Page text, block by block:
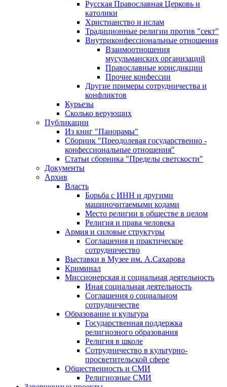
Русская Православная Церковь и
католики
Христианство и ислам
Традиционные религии против "сект"
Внутриконфессиональные отношения
Взаимоотношения
мусульманских организаций
Православные юрисдикции
Прочие конфессии
Другие примеры сотрудничества и
конфликтов
Курьезы
Сколько верующих
Публикации
Из книг "Панорамы"
Сборник "Преодолевая государственно -
конфессиональные отношения"
Статьи сборника "Пределы светскости"
Документы
Архив
Власть
Борьба с ИНН и другими
машиночитаемыми кодами
Место религии в обществе в целом
Религия и права человека
Армия и силовые структуры
Соглашения и практическое
сотрудничество
Выставки в Музее им. А.Сахарова
Криминал
Миссионерская и социальная деятельность
Иная социальная деятельность
Соглашения о социальном
сотрудничестве
Образование и культура
Государственная поддержка
религиозного образования
Религия в школе
Сотрудничество в культурно-
просветительской сфере
Общественность и СМИ
Религиозные СМИ